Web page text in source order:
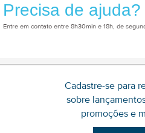
Precisa de ajuda?
Entre em contato entre 8h30min e 18h, de
Cadastre-se para
sobre
promoções e